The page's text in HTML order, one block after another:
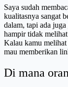
Saya sudah
kualitasnya sangat
dalam, tapi ada
hampir tidak
Kalau kamu
mau memberikan
Di mana